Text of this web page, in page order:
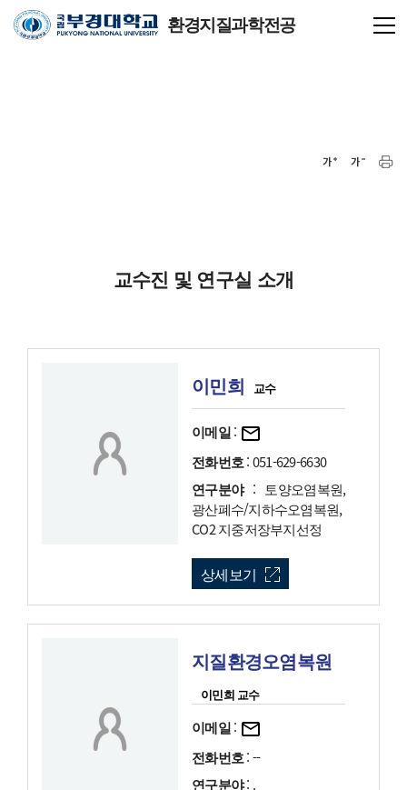
환경지질과학전공
교수진 및 연구실 소개
이민희 교수
이메일:
전화번호: 051-629-6630
연구분야: 토양오염복원,
광산폐수/지하수오염복원,
CO2 지중저장부지선정
상세보기
지질환경오염복원
이민희 교수
이메일:
전화번호: --
연구분야: .